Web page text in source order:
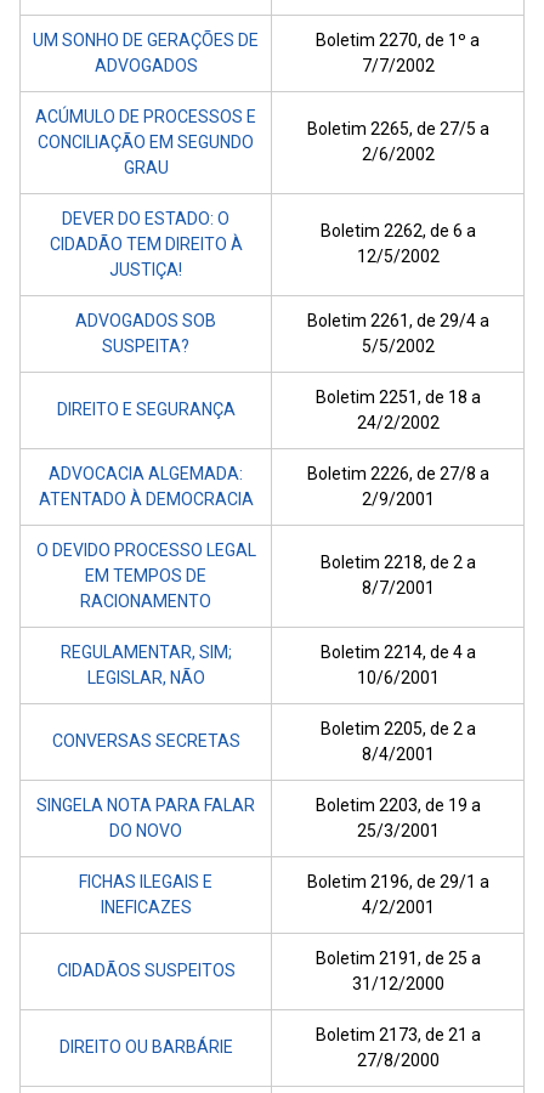
UM SONHO DE GERAÇÕES DE
ADVOGADOS
Boletim 2270, de 1º a
7/7/2002
ACÚMULO DE PROCESSOS E
CONCILIAÇÃO EM SEGUNDO
GRAU
Boletim 2265, de 27/5 a
2/6/2002
DEVER DO ESTADO: O
CIDADÃO TEM DIREITO À
JUSTIÇA!
Boletim 2262, de 6 a
12/5/2002
ADVOGADOS SOB
SUSPEITA?
Boletim 2261, de 29/4 a
5/5/2002
DIREITO E SEGURANÇA
Boletim 2251, de 18 a
24/2/2002
ADVOCACIA ALGEMADA:
ATENTADO À DEMOCRACIA
Boletim 2226, de 27/8 a
2/9/2001
O DEVIDO PROCESSO LEGAL
EM TEMPOS DE
RACIONAMENTO
Boletim 2218, de 2 a
8/7/2001
REGULAMENTAR, SIM;
LEGISLAR, NÃO
Boletim 2214, de 4 a
10/6/2001
CONVERSAS SECRETAS
Boletim 2205, de 2 a
8/4/2001
SINGELA NOTA PARA FALAR
DO NOVO
Boletim 2203, de 19 a
25/3/2001
FICHAS ILEGAIS E
INEFICAZES
Boletim 2196, de 29/1 a
4/2/2001
CIDADÃOS SUSPEITOS
Boletim 2191, de 25 a
31/12/2000
DIREITO OU BARBÁRIE
Boletim 2173, de 21 a
27/8/2000